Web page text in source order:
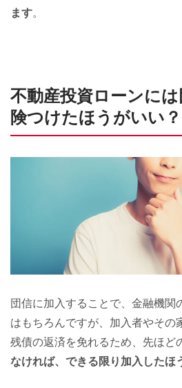
ます。
不動産投資ローンに
険つけたほうがいい？
団信に加入することで、金融機関
はもちろんですが、加入者やその
残債の返済を免れるため、先ほど
なければ、できる限り加入したほ